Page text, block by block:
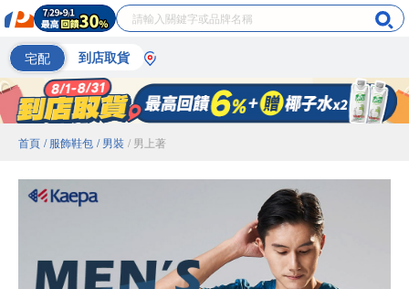
宅配 到店取貨
首頁 / 服飾鞋包 / 男裝 / 男上著